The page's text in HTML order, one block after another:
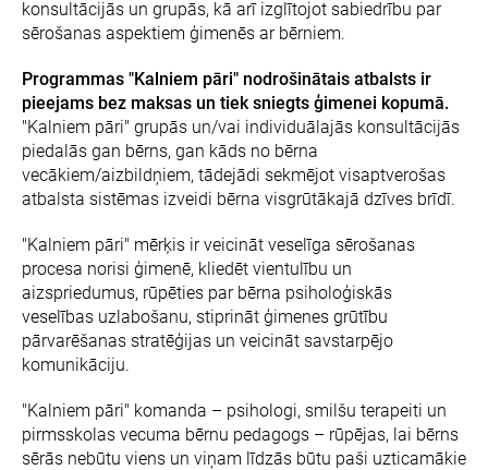
konsultācijās un grupās, kā arī izglītojot sabiedrību par
sērošanas aspektiem ģimenēs ar bērniem.
Programmas "Kalniem pāri" nodrošinātais atbalsts ir
pieejams bez maksas un tiek sniegts ģimenei kopumā.
"Kalniem pāri" grupās un/vai individuālajās konsultācijās
piedalās gan bērns, gan kāds no bērna
vecākiem/aizbildņiem, tādejādi sekmējot visaptverošas
atbalsta sistēmas izveidi bērna visgrūtākajā dzīves brīdī.
"Kalniem pāri" mērķis ir veicināt veselīga sērošanas
procesa norisi ģimenē, kliedēt vientulību un
aizspriedumus, rūpēties par bērna psiholoģiskās
veselības uzlabošanu, stiprināt ģimenes grūtību
pārvarēšanas stratēģijas un veicināt savstarpējo
komunikāciju.
"Kalniem pāri" komanda – psihologi, smilšu terapeiti un
pirmsskolas vecuma bērnu pedagogs – rūpējas, lai bērns
sērās nebūtu viens un viņam līdzās būtu paši uzticamākie